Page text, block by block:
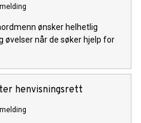
ønsker helhetlig
øvelser når de søker hjelp for
henvisningsrett